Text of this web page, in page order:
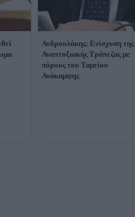
Ανδρουλάκης: Ενίσχυση της
Αναπτυξιακής Τράπεζας με
πόρους του Ταμείου
Ανάκαμψης